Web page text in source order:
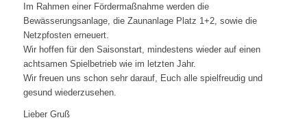
Im Rahmen einer Fördermaßnahme werden die
Bewässerungsanlage, die Zaunanlage Platz 1+2, sowie die
Netzpfosten erneuert.
Wir hoffen für den Saisonstart, mindestens wieder auf einen
achtsamen Spielbetrieb wie im letzten Jahr.
Wir freuen uns schon sehr darauf, Euch alle spielfreudig und
gesund wiederzusehen.
Lieber Gruß